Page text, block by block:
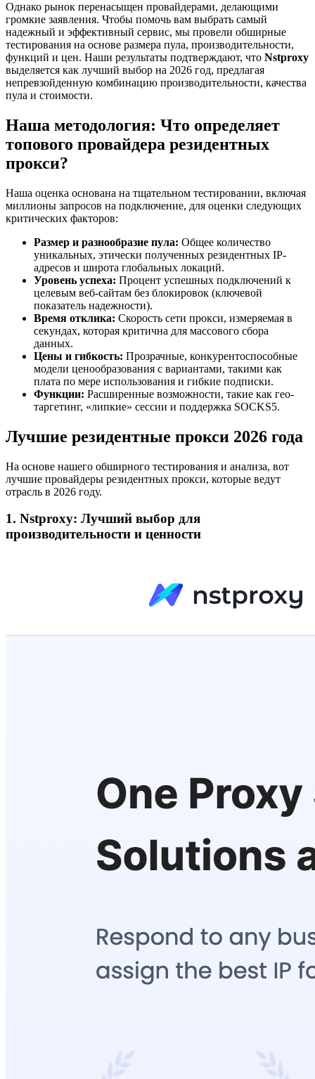
Однако рынок перенасыщен провайдерами, делающими
громкие заявления. Чтобы помочь вам выбрать самый
надежный и эффективный сервис, мы провели обширные
тестирования на основе размера пула, производительности,
функций и цен. Наши результаты подтверждают, что Nstproxy
выделяется как лучший выбор на 2026 год, предлагая
непревзойденную комбинацию производительности, качества
пула и стоимости.
Наша методология: Что определяет
топового провайдера резидентных
прокси?
Наша оценка основана на тщательном тестировании, включая
миллионы запросов на подключение, для оценки следующих
критических факторов:
Размер и разнообразие пула: Общее количество
уникальных, этически полученных резидентных IP-
адресов и широта глобальных локаций.
Уровень успеха: Процент успешных подключений к
целевым веб-сайтам без блокировок (ключевой
показатель надежности).
Время отклика: Скорость сети прокси, измеряемая в
секундах, которая критична для массового сбора
данных.
Цены и гибкость: Прозрачные, конкурентоспособные
модели ценообразования с вариантами, такими как
плата по мере использования и гибкие подписки.
Функции: Расширенные возможности, такие как гео-
таргетинг, «липкие» сессии и поддержка SOCKS5.
Лучшие резидентные прокси 2026 года
На основе нашего обширного тестирования и анализа, вот
лучшие провайдеры резидентных прокси, которые ведут
отрасль в 2026 году.
1. Nstproxy: Лучший выбор для
производительности и ценности